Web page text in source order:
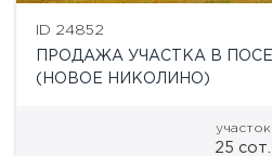
ID 24852
ПРОДАЖА УЧАСТКА В
(НОВОЕ НИКОЛИНО)
участок
25 сот.